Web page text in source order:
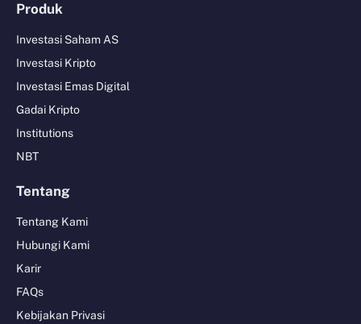
Produk
Investasi Saham AS
Investasi Kripto
Investasi Emas Digital
Gadai Kripto
Institutions
NBT
Tentang
Tentang Kami
Hubungi Kami
Karir
FAQs
Kebijakan Privasi